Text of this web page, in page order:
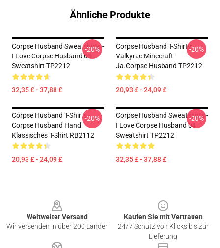
Ähnliche Produkte
Corpse Husband Sweatshirts -
I Love Corpse Husband 05
Sweatshirt TP2212
32,35 £ - 37,88 £
-20%
Corpse Husband T-Shirts -
Valkyrae Minecraft -
Ja.Corpse Husband TP2212
20,93 £ - 24,09 £
-20%
Corpse Husband T-Shirts -
Corpse Husband Hand
Klassisches T-Shirt RB2112
20,93 £ - 24,09 £
-20%
Corpse Husband Sweatshirts -
I Love Corpse Husband 04
Sweatshirt TP2212
32,35 £ - 37,88 £
-20%
Weltweiter Versand
Wir versenden in über 200 Länder
Kaufen Sie mit Vertrauen
24/7 Schutz von Klicks bis zur
Lieferung